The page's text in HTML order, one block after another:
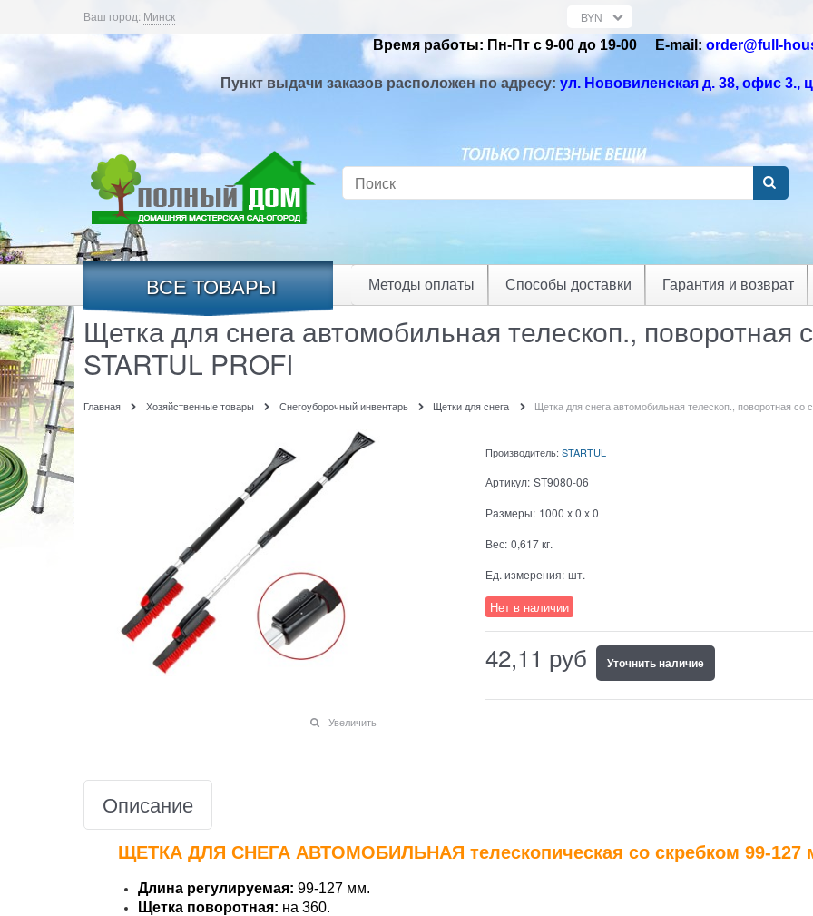
Ваш город: Минск
Время работы: Пн-Пт с 9-00 до 19-00 Е-mail:order@full-
Пункт выдачи заказов расположен по адресу: ул. Нововиленская д. 38, офис 3.,
ВСЕ ТОВАРЫ Методы оплаты Способы доставки Гарантия и возврат
Щетка для снега автомобильная телескоп., поворотная
STARTUL PROFI
Главная Хозяйственные товары Снегоуборочный инвентарь Щетки для снега Щетка для снега автомобильная телескоп., поворотная
Увеличить
Производитель: STARTUL
Артикул: ST9080-06
Размеры: 1000 x 0 x 0
Вес: 0,617кг.
Ед. измерения: шт.
Нет в наличии
42,11 руб Уточнить наличие
Описание
ЩЕТКА ДЛЯ СНЕГА АВТОМОБИЛЬНАЯ телескопическая со скребком 99-127
Длина регулируемая: 99-127 мм.
Щетка поворотная: на 360.